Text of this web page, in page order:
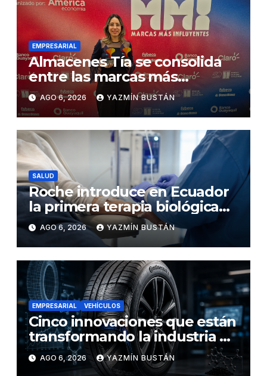
EMPRESARIAL
Almacenes Tía se consolida
entre las marcas más
influyentes del Ecuador
AGO 6, 2026 YAZMÍN BUSTÁN
SALUD
Roche introduce en Ecuador
la primera terapia biológica
de precisión capaz de
detener el daño renal por
nefritis lúpica
AGO 6, 2026 YAZMÍN BUSTÁN
EMPRESARIAL VEHÍCULOS
Cinco innovaciones que están
transformando la industria de
los neumáticos y redefinen el
futuro de la movilidad
AGO 6, 2026 YAZMÍN BUSTÁN